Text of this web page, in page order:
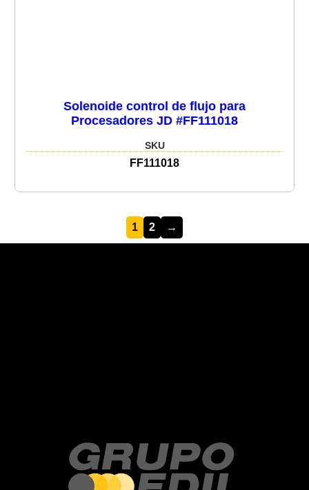
Solenoide control de flujo para
Procesadores JD #FF111018
SKU
FF111018
1 2 →